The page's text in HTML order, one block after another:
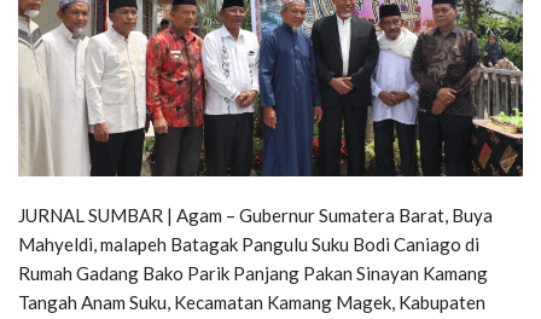
JURNAL SUMBAR | Agam – Gubernur Sumatera Barat, Buya
Mahyeldi, malapeh Batagak Pangulu Suku Bodi Caniago di
Rumah Gadang Bako Parik Panjang Pakan Sinayan Kamang
Tangah Anam Suku, Kecamatan Kamang Magek, Kabupaten